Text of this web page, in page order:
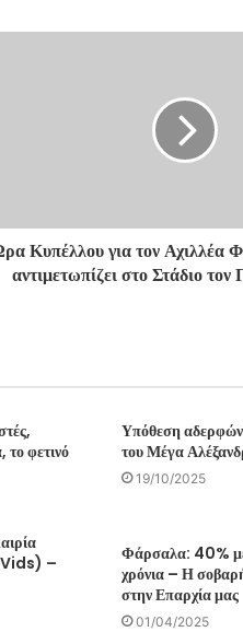
Κυπέλλου για τον Αχιλλέα
αντιμετωπίζει στο Στάδιο
φετινό
Υπόθεση
του Μέγα
19/10/2025
Vids) –
Φάρσαλα: 40%
χρόνια – Η
στην Επαρχία μας
01/04/2025